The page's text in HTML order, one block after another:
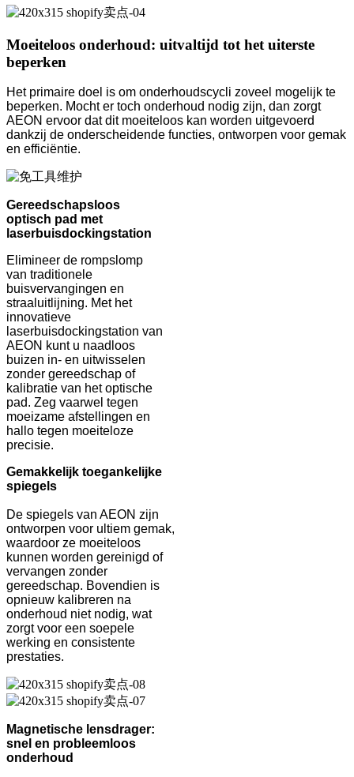
Moeiteloos onderhoud: uitvaltijd tot het uiterste
beperken
Het primaire doel is om onderhoudscycli zoveel mogelijk te
beperken. Mocht er toch onderhoud nodig zijn, dan zorgt
AEON ervoor dat dit moeiteloos kan worden uitgevoerd
dankzij de onderscheidende functies, ontworpen voor gemak
en efficiëntie.
Gereedschapsloos
optisch pad met
laserbuisdockingstation
Elimineer de rompslomp
van traditionele
buisvervangingen en
straaluitlijning. Met het
innovatieve
laserbuisdockingstation van
AEON kunt u naadloos
buizen in- en uitwisselen
zonder gereedschap of
kalibratie van het optische
pad. Zeg vaarwel tegen
moeizame afstellingen en
hallo tegen moeiteloze
precisie.
Gemakkelijk toegankelijke
spiegels
De spiegels van AEON zijn
ontworpen voor ultiem gemak,
waardoor ze moeiteloos
kunnen worden gereinigd of
vervangen zonder
gereedschap. Bovendien is
opnieuw kalibreren na
onderhoud niet nodig, wat
zorgt voor een soepele
werking en consistente
prestaties.
Magnetische lensdrager:
snel en probleemloos
onderhoud